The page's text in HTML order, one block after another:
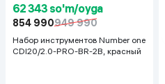
62 343 so'm/oyga
854 990949 990
Набор инструментов Number one
CDI20/2.0-PRO-BR-2B, красный